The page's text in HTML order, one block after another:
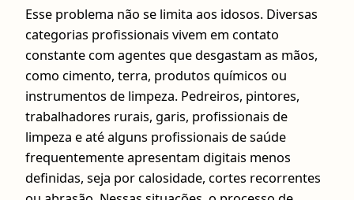
Esse problema não se limita aos idosos. Diversas
categorias profissionais vivem em contato
constante com agentes que desgastam as mãos,
como cimento, terra, produtos químicos ou
instrumentos de limpeza. Pedreiros, pintores,
trabalhadores rurais, garis, profissionais de
limpeza e até alguns profissionais de saúde
frequentemente apresentam digitais menos
definidas, seja por calosidade, cortes recorrentes